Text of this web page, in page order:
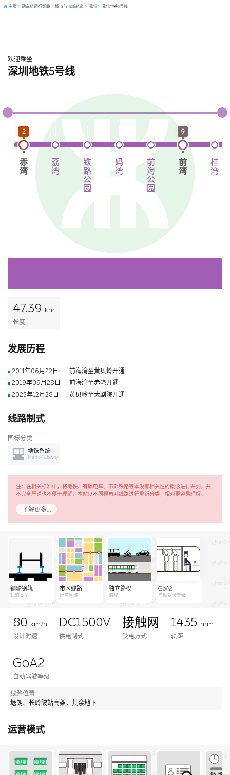
主页 动车组运行线路 城市与市域轨道 深圳 深圳地铁5号线
欢迎乘坐
深圳地铁5号线
2
赤
湾
荔
湾
铁
路
公
园
妈
湾
前
海
公
园
9
前
湾
桂
湾
47.39
km
长度
发展历程
2011年06月22日
前海湾至黄贝岭开通
2019年09月28日
前海湾至赤湾开通
2025年12月28日
黄贝岭至大剧院开通
线路制式
国标分类
地铁系统
Metro/Subway
注：在相关标准中，将地铁、有轨电车、市郊铁路等本没有相关性的概念进行并列，并
不完全严谨也不便于理解，本站以不同视角对线路进行重新分类，相对更容易理解。
了解更多…
钢轮钢轨
轨道类型
市区线路
运营区域
独立路权
路权
GoA2
自动驾驶等级
80
km/h
设计时速
DC1500V
供电制式
接触网
受电方式
1435 mm
轨距
GoA2
自动驾驶等级
线路位置
塘朗、长岭陂站高架，其余地下
运营模式